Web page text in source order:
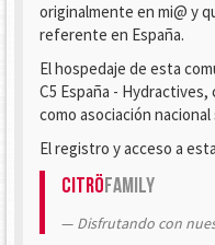
originalmente en mi@ y
referente en España.
El hospedaje de esta
C5 España -
como asociación
El registro y acceso a
CitröFamily
Disfrutando con